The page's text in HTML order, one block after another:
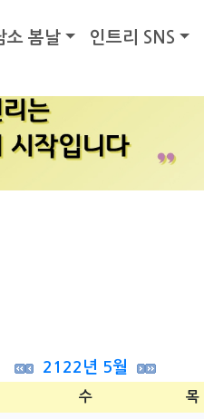
소 봄날 인트리 SNS
2122년 5월
수 목